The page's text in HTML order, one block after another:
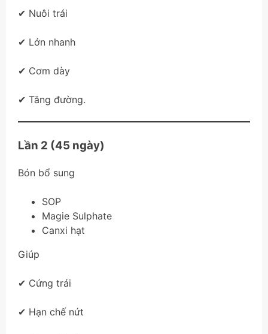
✔ Nuôi trái
✔ Lớn nhanh
✔ Cơm dày
✔ Tăng đường.
Lần 2 (45 ngày)
Bón bổ sung
SOP
Magie Sulphate
Canxi hạt
Giúp
✔ Cứng trái
✔ Hạn chế nứt